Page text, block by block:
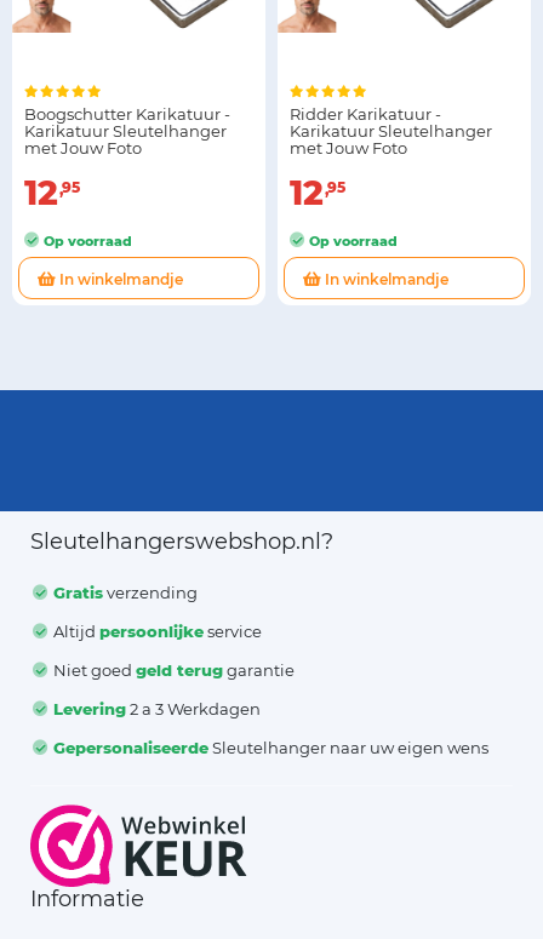
Boogschutter Karikatuur -
Karikatuur Sleutelhanger
met Jouw Foto
12 95
Op voorraad
In winkelmandje
Ridder Karikatuur -
Karikatuur Sleutelhanger
met Jouw Foto
12 95
Op voorraad
In winkelmandje
Sleutelhangerswebshop.nl?
Gratisverzending
Altijdpersoonlijkeservice
Niet goedgeld teruggarantie
Levering2 a 3 Werkdagen
GepersonaliseerdeSleutelhanger naar uw eigen wens
Informatie